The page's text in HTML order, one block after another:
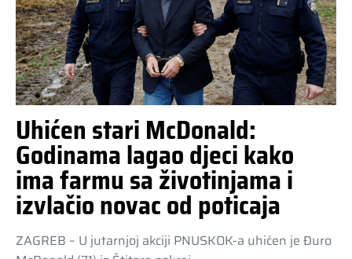
Uhićen stari McDonald:
Godinama lagao djeci kako
ima farmu sa životinjama i
izvlačio novac od poticaja
ZAGREB – U jutarnjoj akciji PNUSKOK-a uhićen je Đuro